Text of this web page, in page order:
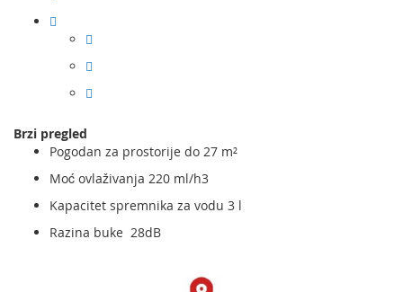
Brzi pregled
Pogodan za prostorije do 27 m²
Moć ovlaživanja 220 ml/h3
Kapacitet spremnika za vodu 3 l
Razina buke 28dB